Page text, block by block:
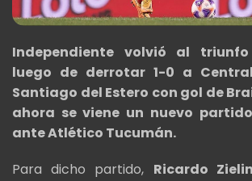
Independiente volvió al
luego de derrotar 1-0 a
Santiago del Estero con gol de
ahora se viene un nuevo
ante Atlético Tucumán.
Para dicho partido, Ricardo